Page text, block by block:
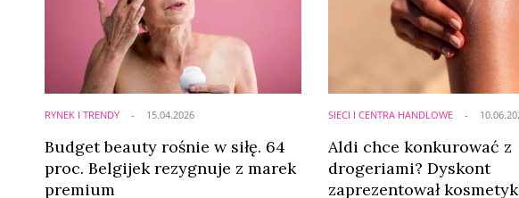
RYNEK I TRENDY
Budget beauty rośnie w siłę. 64
proc. Belgijek rezygnuje z marek
premium
15.04.2026 SIECI I CENTRA HANDLOWE
Aldi chce konkurować z
drogeriami? Dyskont
zaprezentował